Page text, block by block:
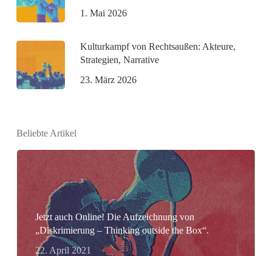
1. Mai 2026
Kulturkampf von Rechtsaußen: Akteure,
Strategien, Narrative
23. März 2026
Beliebte Artikel
Jetzt auch Online! Die Aufzeichnung von
„Diskrimierung – Thinking outside the Box“.
22. April 2021